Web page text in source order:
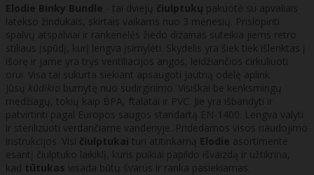
Elodie Binky Bundle - tai dviejų čiulptukų pakuotė su apvaliais
latekso žindukais, skirtais vaikams nuo 3 mėnesių. Prislopinti
spalvų atspalviai ir rankenėlės žiedo dizainas suteikia jiems retro
stiliaus įspūdį, kurį lengva įsimylėti. Skydelis yra šiek tiek išlenktas į
išorę ir jame yra trys ventiliacijos angos, leidžiančios cirkuliuoti
orui. Visa tai sukurta siekiant apsaugoti jautrią odelę aplink
Jūsų kūdikio burnytę nuo sudirginimo. Visiškai be kenksmingų
medžiagų, tokių kaip BPA, ftalatai ir PVC. Jie yra išbandyti ir
patvirtinti pagal Europos saugos standartą EN-1400. Lengva valyti
ir sterilizuoti verdančiame vandenyje. Pridedamos visos naudojimo
instrukcijos. Visi čiulptukai turi atitinkamą Elodie asortimente
esantį čiulptuko laikiklį, kuris puikiai papildo išvaizdą ir užtikrina,
kad tūtukas visada būtų švarus ir ranka pasiekiamas.